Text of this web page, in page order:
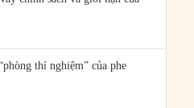
thí nghiệm” của phe